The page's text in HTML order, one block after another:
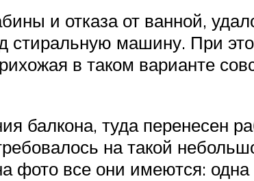
и отказа от ванной,
стиральную машину. При
в таком варианте
балкона, туда перенесен
на такой
фото все они имеются: одна